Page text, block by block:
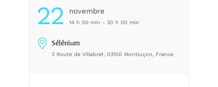
22 Novembre
14 h 00 min - 20 h 00 min
Sélénium
2 Route de Villebret, 03100 Montluçon, France